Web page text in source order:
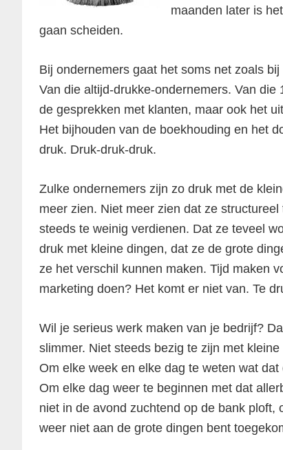
maanden later is
gaan scheiden.
Bij ondernemers gaat het soms net zoals
Van die altijd-drukke-ondernemers. Van
de gesprekken met klanten, maar ook het
Het bijhouden van de boekhouding en het
druk. Druk-druk-druk.
Zulke ondernemers zijn zo druk met de
meer zien. Niet meer zien dat ze
steeds te weinig verdienen. Dat ze teveel
druk met kleine dingen, dat ze de grote
ze het verschil kunnen maken. Tijd maken
marketing doen? Het komt er niet van. Te
Wil je serieus werk maken van je bedrijf?
slimmer. Niet steeds bezig te zijn met
Om elke week en elke dag te weten wat
Om elke dag weer te beginnen met dat
niet in de avond zuchtend op de bank
weer niet aan de grote dingen bent